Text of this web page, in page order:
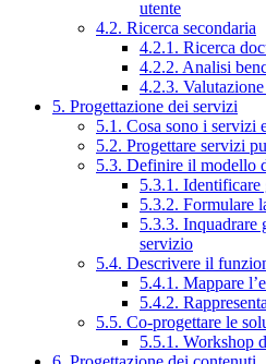
utente
4.2. Ricerca secondaria
4.2.1. Ricerca
4.2.2. Analisi
4.2.3.
5. Progettazione dei servizi
5.1. Cosa sono i servizi
5.2. Progettare servizi
5.3. Definire il modello
5.3.1.
5.3.2. Formulare
5.3.3. Inquadrare
servizio
5.4. Descrivere il
5.4.1. Mappare
5.4.2.
5.5. Co-progettare le
5.5.1. Workshop